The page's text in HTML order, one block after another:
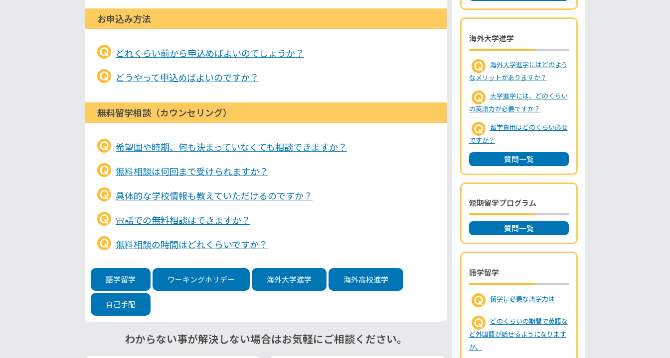
お申込み方法
どれくらい前から申込めばよいのでしょうか？
どうやって申込めばよいのですか？
無料留学相談（カウンセリング）
希望国や時期、何も決まっていなくても相談できますか？
無料相談は何回まで受けられますか？
具体的な学校情報も教えていただけるのですか？
電話での無料相談はできますか？
無料相談の時間はどれくらいですか？
語学留学 ワーキングホリデー 海外大学進学 海外高校進学
自己手配
わからない事が解決しない場合はお気軽にご相談ください。
海外大学進学
海外大学進学にはどのよう
なメリットがありますか？
大学進学には、どのくらい
の英語力が必要ですか？
留学費用はどのくらい必要
ですか？
質問一覧
短期留学プログラム
質問一覧
語学留学
留学に必要な語学力は
どのくらいの期間で英語な
ど外国語が話せるようになります
か。